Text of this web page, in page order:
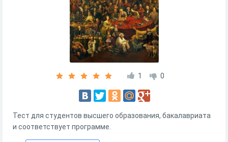
1 0
Тест для студентов высшего образования, бакалавриата
и соответствует программе.